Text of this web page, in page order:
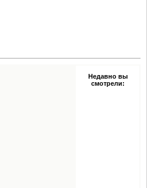
Недавно вы
смотрели: